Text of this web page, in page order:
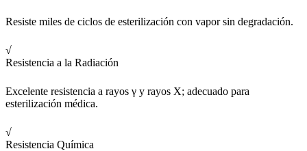
Resiste miles de ciclos de esterilización con vapor sin degradación.
√
Resistencia a la Radiación
Excelente resistencia a rayos γ y rayos X; adecuado para
esterilización médica.
√
Resistencia Química